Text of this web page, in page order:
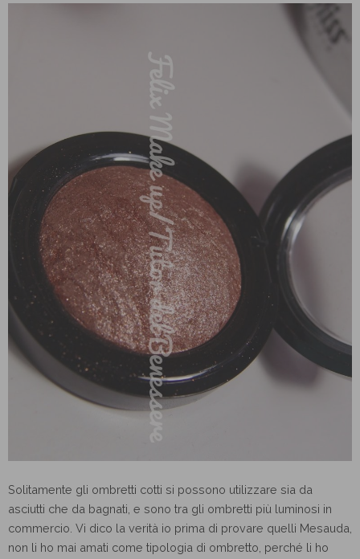
Solitamente gli ombretti cotti si possono utilizzare sia da
asciutti che da bagnati, e sono tra gli ombretti più luminosi in
commercio. Vi dico la verità io prima di provare quelli Mesauda,
non li ho mai amati come tipologia di ombretto, perché li ho